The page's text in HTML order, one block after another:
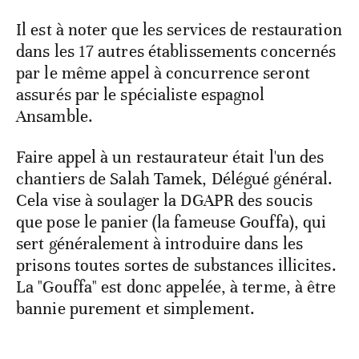
Il est à noter que les services de restauration
dans les 17 autres établissements concernés
par le même appel à concurrence seront
assurés par le spécialiste espagnol
Ansamble.
Faire appel à un restaurateur était l'un des
chantiers de Salah Tamek, Délégué général.
Cela vise à soulager la DGAPR des soucis
que pose le panier (la fameuse Gouffa), qui
sert généralement à introduire dans les
prisons toutes sortes de substances illicites.
La "Gouffa" est donc appelée, à terme, à être
bannie purement et simplement.